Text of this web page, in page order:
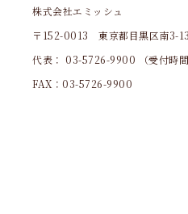
株式会社エミッシュ
〒152-0013 東京都目黒区南3-
代表： 03-5726-9900 （受付時
FAX：03-5726-9900